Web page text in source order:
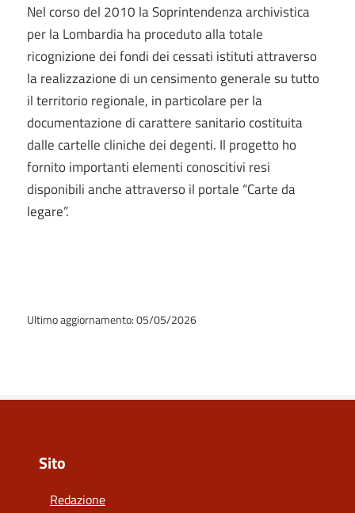
Nel corso del 2010 la Soprintendenza archivistica
per la Lombardia ha proceduto alla totale
ricognizione dei fondi dei cessati istituti attraverso
la realizzazione di un censimento generale su tutto
il territorio regionale, in particolare per la
documentazione di carattere sanitario costituita
dalle cartelle cliniche dei degenti. Il progetto ho
fornito importanti elementi conoscitivi resi
disponibili anche attraverso il portale “Carte da
legare”.
Ultimo aggiornamento: 05/05/2026
Sito
Redazione